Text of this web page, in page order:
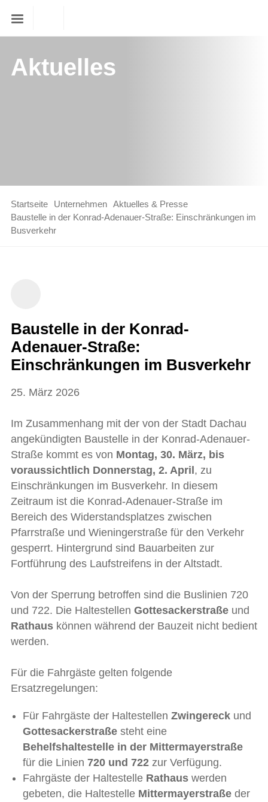
Aktuelles
Startseite Unternehmen Aktuelles & Presse
Baustelle in der Konrad-Adenauer-Straße: Einschränkungen im
Busverkehr
Baustelle in der Konrad-
Adenauer-Straße:
Einschränkungen im Busverkehr
25. März 2026
Im Zusammenhang mit der von der Stadt Dachau
angekündigten Baustelle in der Konrad-Adenauer-
Straße kommt es von Montag, 30. März, bis
voraussichtlich Donnerstag, 2. April, zu
Einschränkungen im Busverkehr. In diesem
Zeitraum ist die Konrad-Adenauer-Straße im
Bereich des Widerstandsplatzes zwischen
Pfarrstraße und Wieningerstraße für den Verkehr
gesperrt. Hintergrund sind Bauarbeiten zur
Fortführung des Laufstreifens in der Altstadt.
Von der Sperrung betroffen sind die Buslinien 720
und 722. Die Haltestellen Gottesackerstraßeund
Rathauskönnen während der Bauzeit nicht bedient
werden.
Für die Fahrgäste gelten folgende
Ersatzregelungen:
Für Fahrgäste der Haltestellen Zwingereckund
Gottesackerstraßesteht eine
Behelfshaltestelle in der Mittermayerstraße
für die Linien 720 und 722zur Verfügung.
Fahrgäste der Haltestelle Rathauswerden
gebeten, die Haltestelle Mittermayerstraßeder